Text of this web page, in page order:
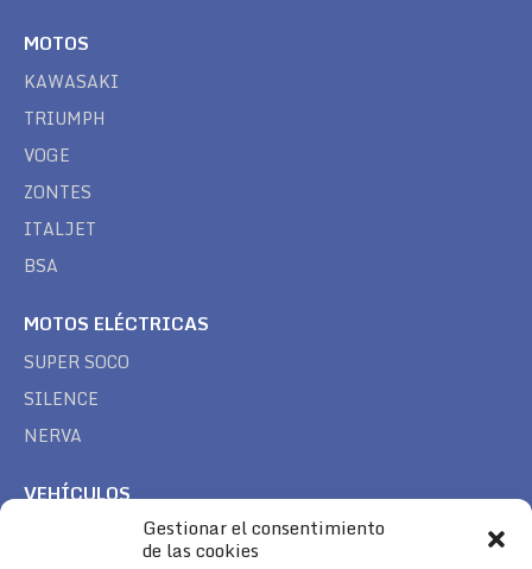
Gestionar el consentimiento
de las cookies
MOTOS
KAWASAKI
TRIUMPH
VOGE
ZONTES
ITALJET
BSA
MOTOS ELÉCTRICAS
SUPER SOCO
SILENCE
NERVA
VEHÍCULOS